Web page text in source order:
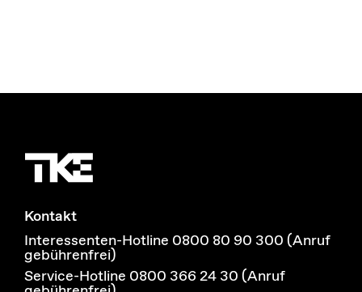
Kontakt
Interessenten-Hotline 0800 80 90 300 (Anruf
gebührenfrei)
Service-Hotline 0800 366 24 30 (Anruf